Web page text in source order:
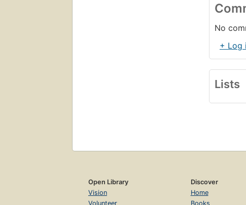
No
+ Log
Lists
Open Library
Vision
Volunteer
Discover
Home
Books